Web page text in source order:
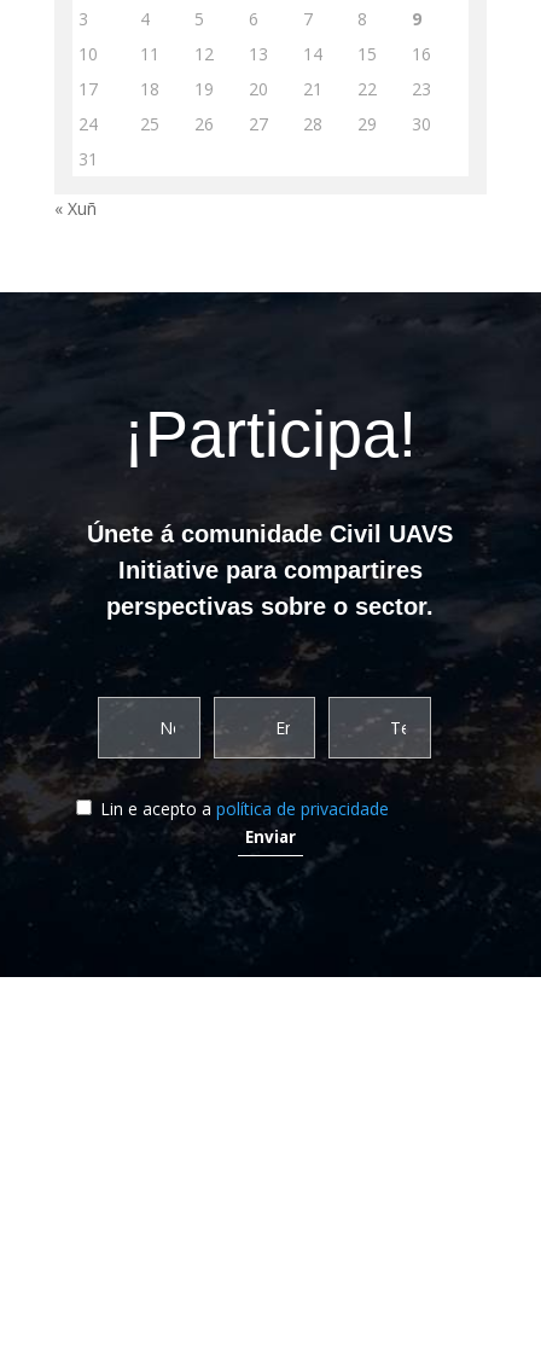
3
4 5 6 7 8
9
10
11 12 13 14 15
16
17
18 19 20 21 22
23
24
25 26 27 28 29
30
31
« Xuñ
¡Participa!
Únete á comunidade Civil UAVS
Initiative para compartires
perspectivas sobre o sector.
Lin e acepto a política de privacidade